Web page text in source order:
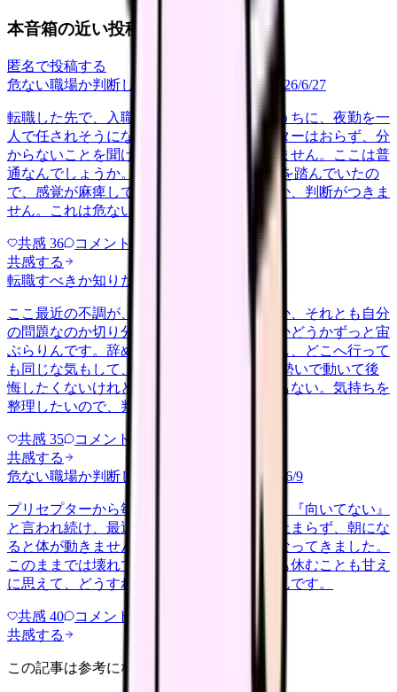
本音箱の近い投稿
匿名で投稿する
危ない職場か判断してほしい
career-growth 2026/6/27
転職した先で、入職して二ヶ月も経たないうちに、夜勤を一
人で任されそうになっています。プリセプターはおらず、分
からないことを聞ける相手も日によっていません。ここは普
通なんでしょうか。 前の職場はもっと段階を踏んでいたの
で、感覚が麻痺しているのか自分が甘いのか、判断がつきま
せん。これは危ない環境なのか…
共感 36 コメント
共感する
転職すべきか知りたい
ここ最近の不調が、職場の環境のせいなのか、それとも自分
の問題なのか切り分けられず、転職すべきかどうかずっと宙
ぶらりんです。辞めれば楽になる気もするし、どこへ行って
も同じな気もして、決め手がありません。 勢いで動いて後
悔したくないけれど、このまま留まる根拠もない。気持ちを
整理したいので、判断材料の集…
共感 35 コメント
共感する
危ない職場か判断してほしい
2026/6/9
プリセプターから毎日のように『辞めれば』『向いてない』
と言われ続け、最近は職場が近づくと涙が止まらず、朝にな
ると体が動きません。食事も喉を通らなくなってきました。
このままでは壊れてしまう気がします。でも休むことも甘え
に思えて、どうすればいいのか分からないんです。
共感 40 コメント
共感する
この記事は参考になりましたか？